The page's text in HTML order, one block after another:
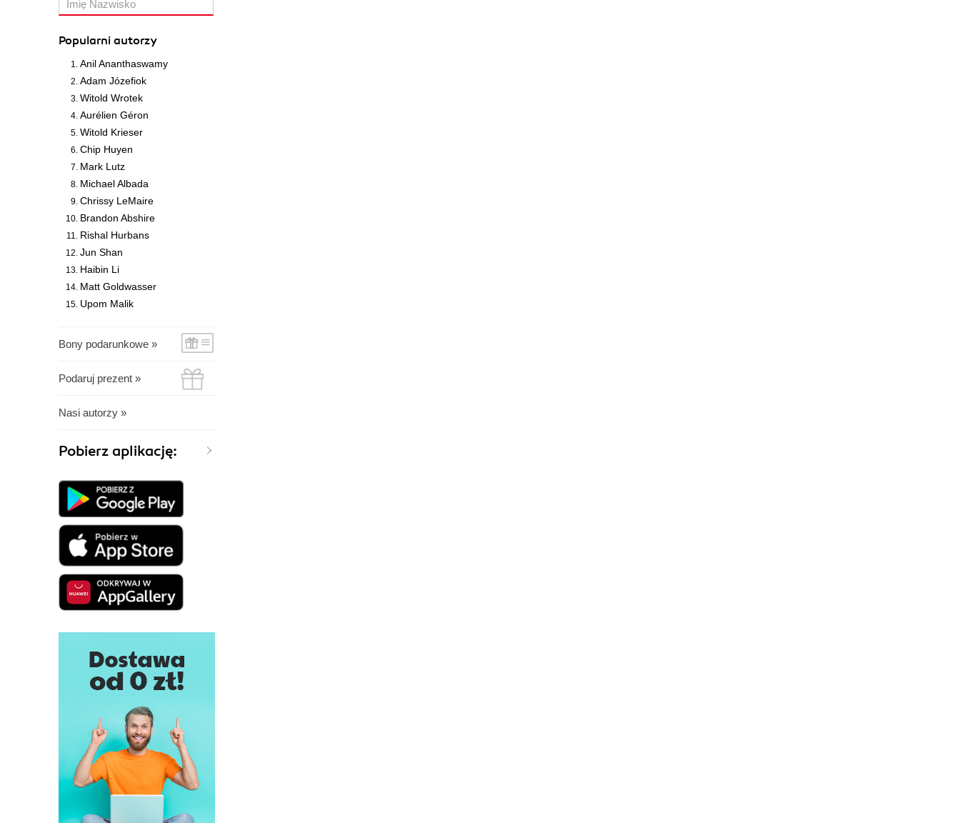
Popularni autorzy
Anil Ananthaswamy
Adam Józefiok
Witold Wrotek
Aurélien Géron
Witold Krieser
Chip Huyen
Mark Lutz
Michael Albada
Chrissy LeMaire
Brandon Abshire
Rishal Hurbans
Jun Shan
Haibin Li
Matt Goldwasser
Upom Malik
Bony podarunkowe »
Podaruj prezent »
Nasi autorzy »
Pobierz aplikację: